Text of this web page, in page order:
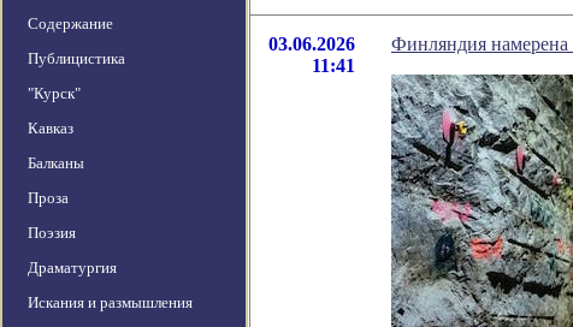
Содержание
Публицистика
"Курск"
Кавказ
Балканы
Проза
Поэзия
Драматургия
Искания и размышления
03.06.2026
11:41
Финляндия намерена